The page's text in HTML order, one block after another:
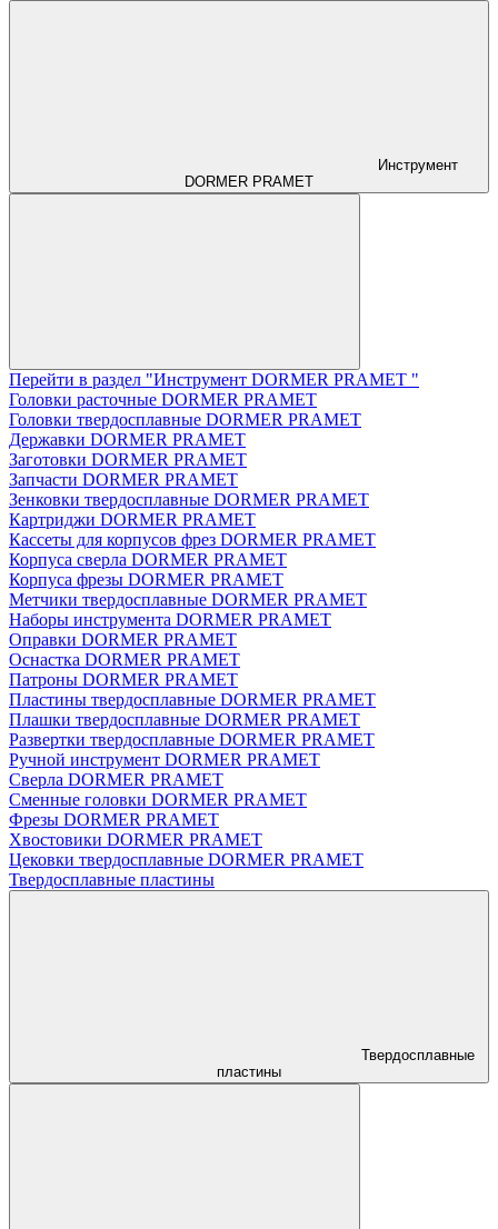
Инструмент
DORMER PRAMET
Перейти в раздел "Инструмент DORMER PRAMET "
Головки расточные DORMER PRAMET
Головки твердосплавные DORMER PRAMET
Державки DORMER PRAMET
Заготовки DORMER PRAMET
Запчасти DORMER PRAMET
Зенковки твердосплавные DORMER PRAMET
Картриджи DORMER PRAMET
Кассеты для корпусов фрез DORMER PRAMET
Корпуса сверла DORMER PRAMET
Корпуса фрезы DORMER PRAMET
Метчики твердосплавные DORMER PRAMET
Наборы инструмента DORMER PRAMET
Оправки DORMER PRAMET
Оснастка DORMER PRAMET
Патроны DORMER PRAMET
Пластины твердосплавные DORMER PRAMET
Плашки твердосплавные DORMER PRAMET
Развертки твердосплавные DORMER PRAMET
Ручной инструмент DORMER PRAMET
Сверла DORMER PRAMET
Сменные головки DORMER PRAMET
Фрезы DORMER PRAMET
Хвостовики DORMER PRAMET
Цековки твердосплавные DORMER PRAMET
Твердосплавные пластины
Твердосплавные
пластины